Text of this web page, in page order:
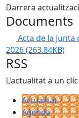
Darrera
Documents
Acta de la
2026(263.84KB)
RSS
L'actualitat a un clic
Actualitat
Agenda